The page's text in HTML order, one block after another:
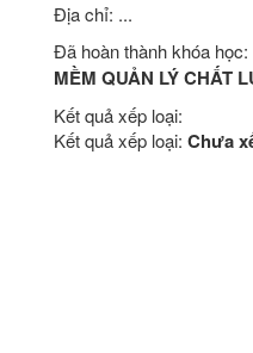
Địa chỉ: ...
Đã hoàn thành khóa học:
MỀM QUẢN LÝ CHẤT
Kết quả xếp loại:
Kết quả xếp loại: Chưa